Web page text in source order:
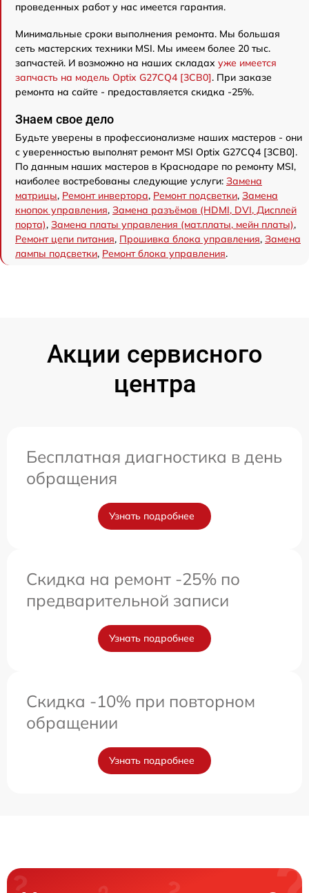
проведенных работ у нас имеется гарантия.
Минимальные сроки выполнения ремонта. Мы большая
сеть мастерских техники MSI. Мы имеем более 20 тыс.
запчастей. И возможно на наших складах уже имеется
запчасть на модель Optix G27CQ4 [3CB0]. При заказе
ремонта на сайте - предоставляется скидка -25%.
Знаем свое дело
Будьте уверены в профессионализме наших мастеров - они
с уверенностью выполнят ремонт MSI Optix G27CQ4 [3CB0].
По данным наших мастеров в Краснодаре по ремонту MSI,
наиболее востребованы следующие услуги: Замена
матрицы, Ремонт инвертора, Ремонт подсветки, Замена
кнопок управления, Замена разъёмов (HDMI, DVI, Дисплей
порта), Замена платы управления (мат.платы, мейн платы),
Ремонт цепи питания, Прошивка блока управления, Замена
лампы подсветки, Ремонт блока управления.
Акции сервисного
центра
Бесплатная диагностика в день
обращения
Узнать подробнее
Скидка на ремонт -25% по
предварительной записи
Узнать подробнее
Скидка -10% при повторном
обращении
Узнать подробнее